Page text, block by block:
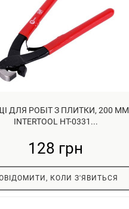
ДЛЯ РОБІТ З ПЛИТКИ, 200 ММ
INTERTOOL HT-0331...
128 грн
КОЛИ З'ЯВИТЬСЯ